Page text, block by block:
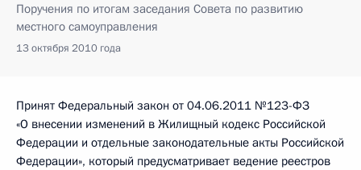
Поручения по итогам заседания Совета по развитию
местного самоуправления
13 октября 2010 года
Принят Федеральный закон от 04.06.2011 №123-ФЗ
«О внесении изменений в Жилищный кодекс Российской
Федерации и отдельные законодательные акты Российской
Федерации», который предусматривает ведение реестров